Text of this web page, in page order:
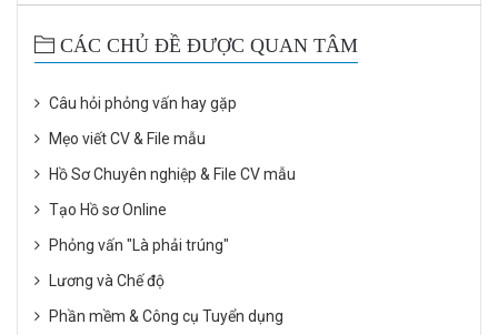
CÁC CHỦ ĐỀ ĐƯỢC QUAN TÂM
Câu hỏi phỏng vấn hay gặp
Mẹo viết CV & File mẫu
Hồ Sơ Chuyên nghiệp & File CV mẫu
Tạo Hồ sơ Online
Phỏng vấn "Là phải trúng"
Lương và Chế độ
Phần mềm & Công cụ Tuyển dụng